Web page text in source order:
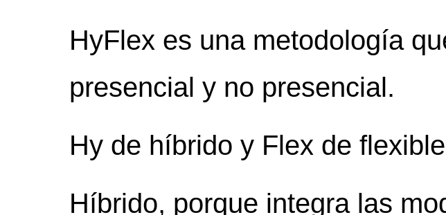
HyFlex es una metodología
presencial y no presencial.
Hy de híbrido y Flex de flexible
Híbrido, porque integra las